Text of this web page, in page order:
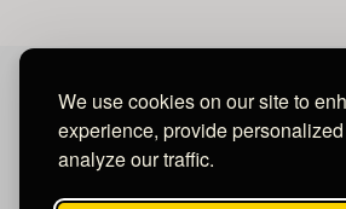
We use cookies on our site to
experience, provide
analyze our traffic.
David Raudales